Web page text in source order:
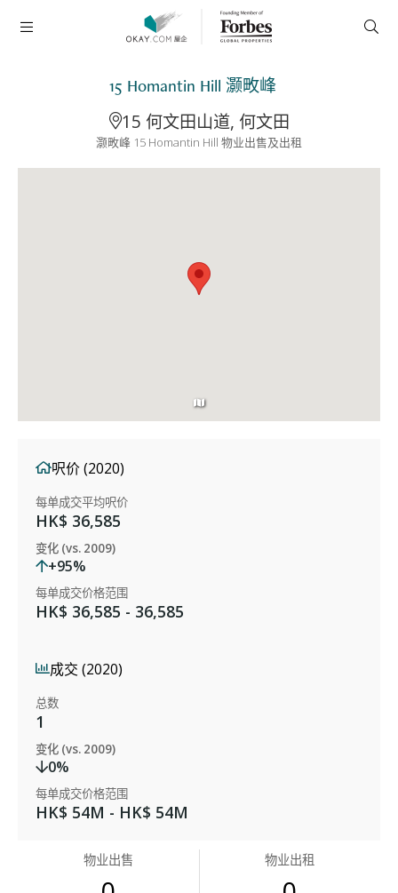
15 Homantin Hill 灏畋峰
15 何文田山道, 何文田
灏畋峰 15 Homantin Hill 物业出售及出租
呎价 (2020)
每单成交平均呎价
HK$ 36,585
变化 (vs. 2009)
+95%
每单成交价格范围
HK$ 36,585 - 36,585
成交 (2020)
总数
1
变化 (vs. 2009)
0%
每单成交价格范围
HK$ 54M - HK$ 54M
物业出售 物业出租